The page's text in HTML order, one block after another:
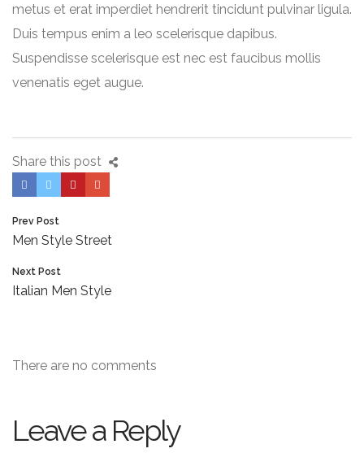
metus et erat imperdiet hendrerit tincidunt pulvinar ligula.
Duis tempus enim a leo scelerisque dapibus.
Suspendisse scelerisque est nec est faucibus mollis
venenatis eget augue.
Share this post
Prev Post
Men Style Street
Next Post
Italian Men Style
There are no comments
Leave a Reply